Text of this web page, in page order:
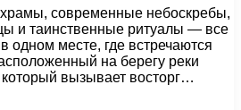
современные небоскребы,
и таинственные ритуалы — все
одном месте, где встречаются
на берегу реки
вызывает восторг…